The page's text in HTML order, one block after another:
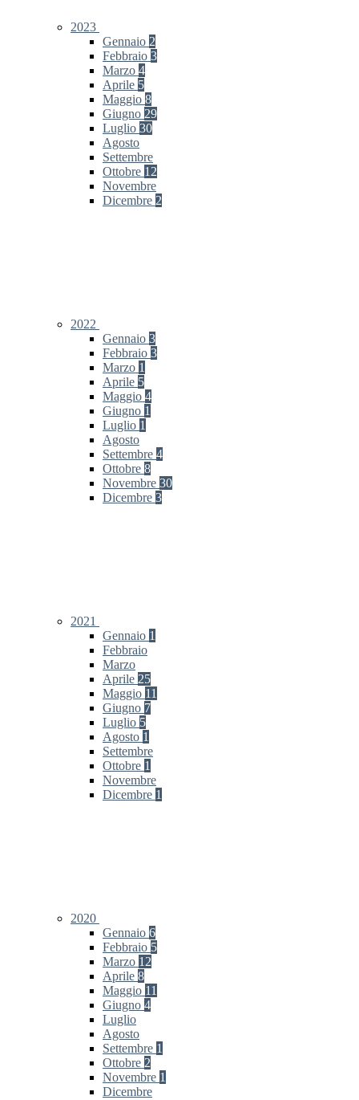
2023
Gennaio 2
Febbraio 3
Marzo 4
Aprile 5
Maggio 8
Giugno 29
Luglio 30
Agosto
Settembre
Ottobre 12
Novembre
Dicembre 2
2022
Gennaio 3
Febbraio 3
Marzo 1
Aprile 5
Maggio 4
Giugno 1
Luglio 1
Agosto
Settembre 4
Ottobre 8
Novembre 30
Dicembre 3
2021
Gennaio 1
Febbraio
Marzo
Aprile 25
Maggio 11
Giugno 7
Luglio 5
Agosto 1
Settembre
Ottobre 1
Novembre
Dicembre 1
2020
Gennaio 6
Febbraio 5
Marzo 12
Aprile 8
Maggio 11
Giugno 4
Luglio
Agosto
Settembre 1
Ottobre 2
Novembre 1
Dicembre